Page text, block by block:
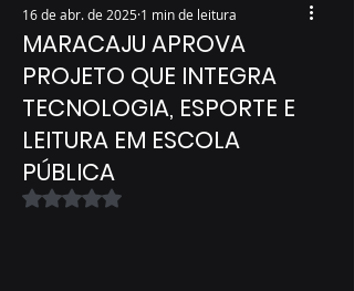
MARACAJU APROVA
PROJETO QUE INTEGRA
TECNOLOGIA, ESPORTE E
LEITURA EM ESCOLA
PÚBLICA
16 de abr. de 2025 1 min de leitura
Avaliado com NaN de 5 estrelas.